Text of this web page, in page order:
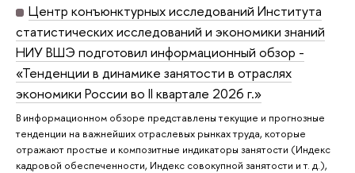
Центр конъюнктурных исследований Института
статистических исследований и экономики знаний
НИУ ВШЭ подготовил информационный обзор -
«Тенденции в динамике занятости в отраслях
экономики России во II квартале 2026 г.»
В информационном обзоре представлены текущие и прогнозные
тенденции на важнейших отраслевых рынках труда, которые
отражают простые и композитные индикаторы занятости (Индекс
кадровой обеспеченности, Индекс совокупной занятости и т. д.),